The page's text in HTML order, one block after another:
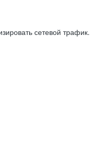
сетевой трафик.